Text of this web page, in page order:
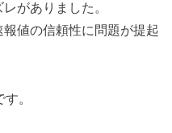
がありました。
値の信頼性に問題が提起
。